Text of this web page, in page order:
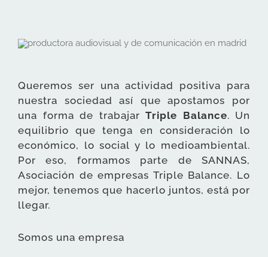
Queremos ser una actividad positiva para
nuestra sociedad así que apostamos por
una forma de trabajar Triple Balance. Un
equilibrio que tenga en consideración lo
económico, lo social y lo medioambiental.
Por eso, formamos parte de SANNAS,
Asociación de empresas Triple Balance. Lo
mejor, tenemos que hacerlo juntos, está por
llegar.
Somos una empresa